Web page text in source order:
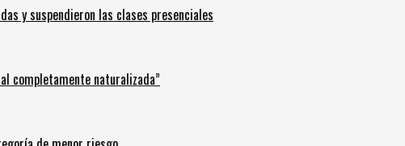
y suspendieron las clases presenciales
completamente naturalizada”